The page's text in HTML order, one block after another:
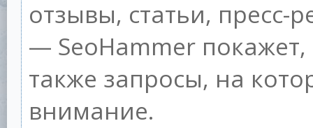
отзывы, статьи, пресс-
— SeoHammer
также запросы, на
внимание.